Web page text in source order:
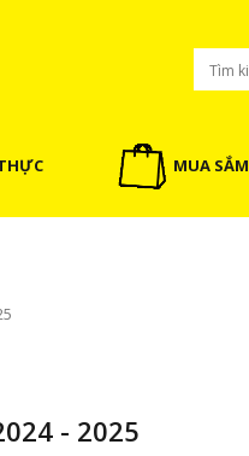
MUA SẮM
- 2025